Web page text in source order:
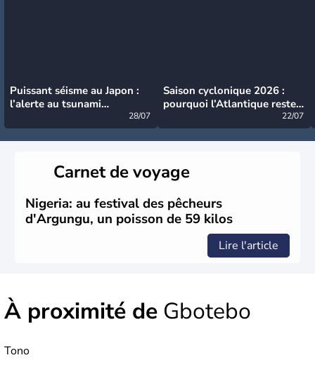
Puissant séisme au Japon :
l’alerte au tsunami
28/07
Saison cyclonique 2026 :
pourquoi l’Atlantique reste
22/07
Carnet de voyage
Nigeria: au festival des pêcheurs
d'Argungu, un poisson de 59 kilos
Lire l'article
À proximité de Gbotebo
Tono